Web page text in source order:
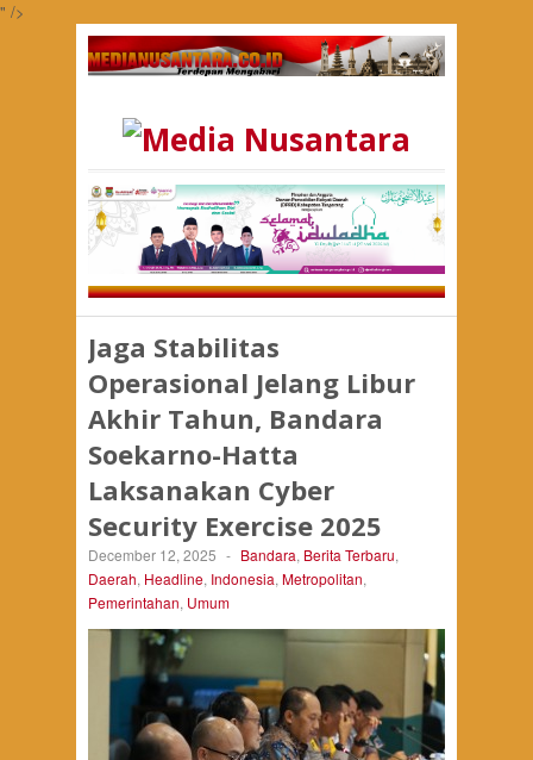
" />
Jaga Stabilitas
Operasional Jelang Libur
Akhir Tahun, Bandara
Soekarno-Hatta
Laksanakan Cyber
Security Exercise 2025
December 12, 2025 - Bandara, Berita Terbaru,
Daerah, Headline, Indonesia, Metropolitan,
Pemerintahan, Umum